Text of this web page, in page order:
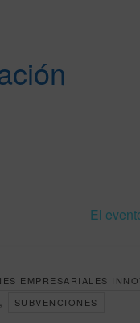
El
EMPRESARIALES
, SUBVENCIONES